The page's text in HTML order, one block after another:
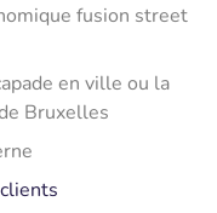
fusion street
en ville ou la
Bruxelles